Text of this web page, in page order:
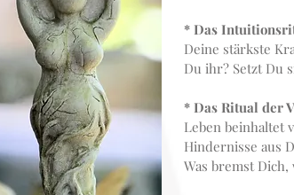
* Das
Deine stärkste
Du ihr? Setzt Du
* Das Ritual der
Leben beinhaltet
Hindernisse aus
Was bremst